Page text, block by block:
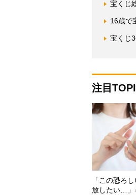
宝くじ
16歳で
宝くじ
注目
「この恐ろ
放したい…」